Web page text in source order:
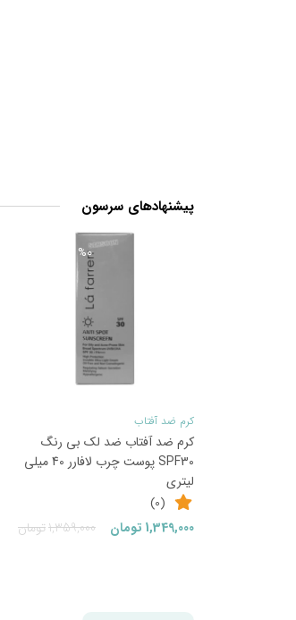
پیشنهادهای سرسون
%0
کرم ضد آفتاب
کرم ضد آفتاب ضد لک بی رنگ
SPF30 پوست چرب لافارر 40 میلی
لیتری
(0)
1,359,000تومانقیمت
1,349,000 تومان
قیمت